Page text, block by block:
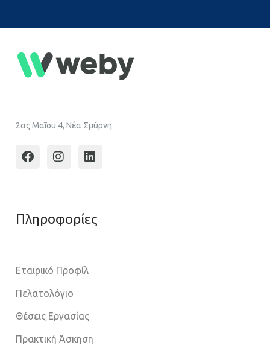
2ας Μαΐου 4, Νέα Σμύρνη
Πληροφoρίες
Εταιρικό Προφίλ
Πελατολόγιο
Θέσεις Εργασίας
Πρακτική Άσκηση